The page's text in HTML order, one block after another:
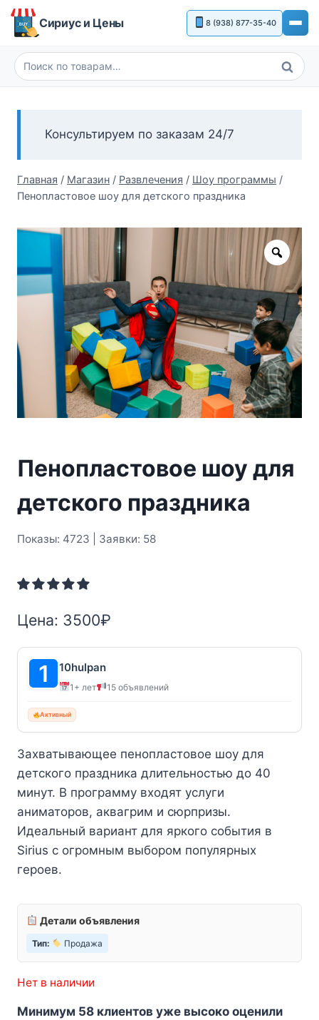
Перейти
Сириус и Цены 8 (938) 877-35-40
Искать:
Поиск
Консультируем по заказам 24/7
Главная / Магазин / Развлечения / Шоу программы /
Пенопластовое шоу для детского праздника
Zoom
Пенопластовое шоу для
детского праздника
Показы: 4723 | Заявки: 58
Цена: 3500₽
10hulpan
1+ лет 15 объявлений
Активный
Захватывающее пенопластовое шоу для
детского праздника длительностью до 40
минут. В программу входят услуги
аниматоров, аквагрим и сюрпризы.
Идеальный вариант для яркого события в
Sirius с огромным выбором популярных
героев.
Детали объявления
Тип: Продажа
Нет в наличии
Минимум 58 клиентов уже высоко оценили